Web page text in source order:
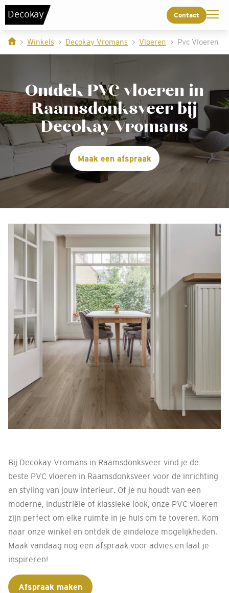
Decokay Contact
Winkels Decokay Vromans Vloeren Pvc Vloeren
Ontdek PVC vloeren in
Raamsdonksveer bij
Decokay Vromans
Maak een afspraak
Bij Decokay Vromans in Raamsdonksveer vind je de
beste PVC vloeren in Raamsdonksveer voor de inrichting
en styling van jouw interieur. Of je nu houdt van een
moderne, industriële of klassieke look, onze PVC vloeren
zijn perfect om elke ruimte in je huis om te toveren. Kom
naar onze winkel en ontdek de eindeloze mogelijkheden.
Maak vandaag nog een afspraak voor advies en laat je
inspireren!
Afspraak maken